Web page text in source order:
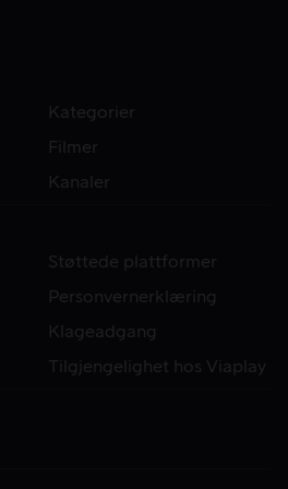
Kategorier
Filmer
Kanaler
Støttede plattformer
Personvernerklæring
Klageadgang
Tilgjengelighet hos Viaplay